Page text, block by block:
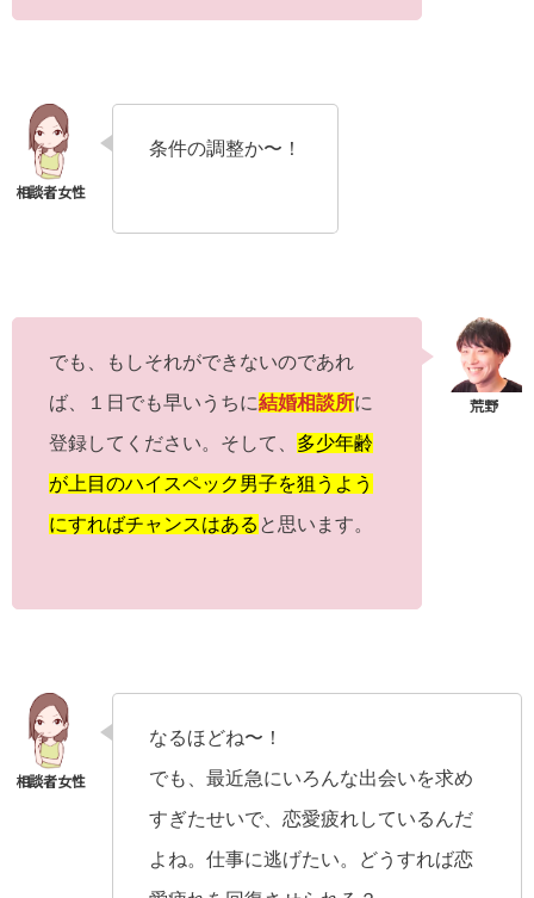
条件の調整か〜！
でも、もしそれができないのであれ
ば、１日でも早いうちに結婚相談所に
登録してください。そして、 多少年齢
が上目のハイスペック男子を狙うよう
にすればチャンスはある と思います。
なるほどね〜！
でも、最近急にいろんな出会いを求め
すぎたせいで、恋愛疲れしているんだ
よね。仕事に逃げたい。どうすれば恋